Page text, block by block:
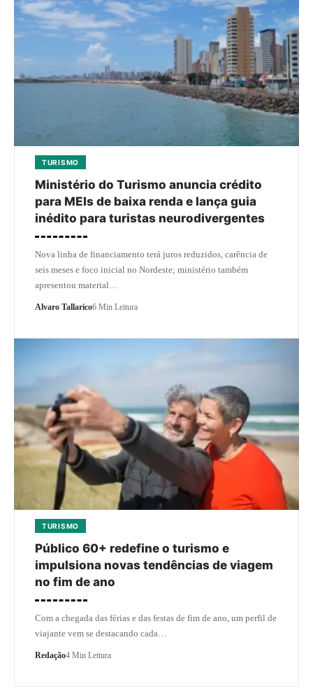
TURISMO
Ministério do Turismo anuncia crédito
para MEIs de baixa renda e lança guia
inédito para turistas neurodivergentes
Nova linha de financiamento terá juros reduzidos, carência de
seis meses e foco inicial no Nordeste; ministério também
apresentou material…
Alvaro Tallarico6 Min Leitura
TURISMO
Público 60+ redefine o turismo e
impulsiona novas tendências de viagem
no fim de ano
Com a chegada das férias e das festas de fim de ano, um perfil de
viajante vem se destacando cada…
Redação4 Min Leitura